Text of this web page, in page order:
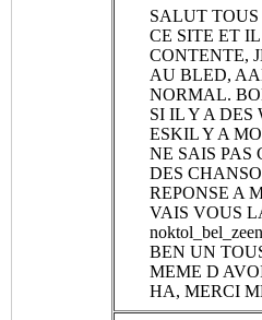
SALUT
CE SITE ET
CONTENTE,
AU BLED,
NORMAL.
SI IL Y A
ESKIL Y A
NE SAIS PAS
DES
REPONSE A
VAIS VOUS
BEN UN
MEME D
HA, MERCI